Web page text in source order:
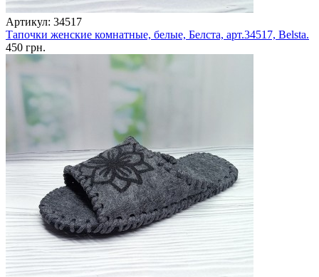
Артикул: 34517
Тапочки женские комнатные, белые, Белста, арт.34517, Belsta.
450 грн.